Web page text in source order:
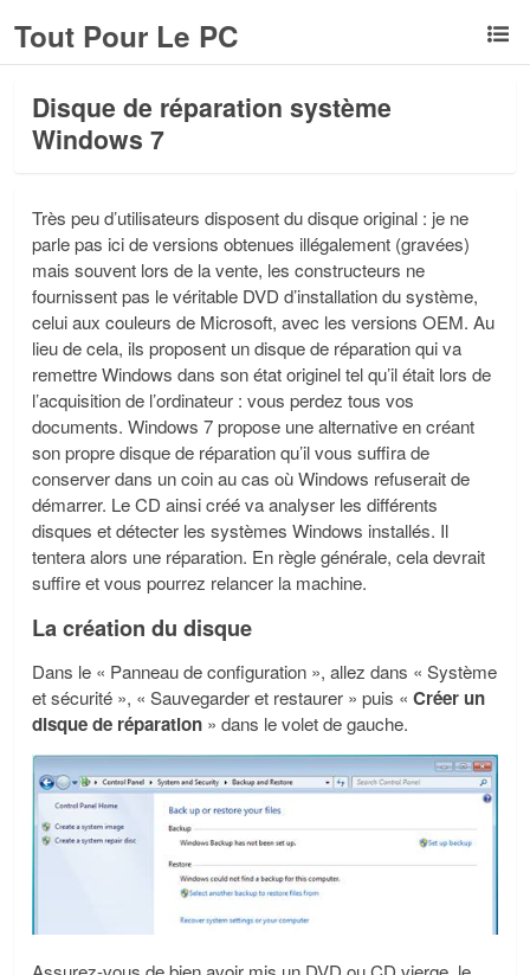
Tout Pour Le PC
Disque de réparation système
Windows 7
Très peu d’utilisateurs disposent du disque original : je ne
parle pas ici de versions obtenues illégalement (gravées)
mais souvent lors de la vente, les constructeurs ne
fournissent pas le véritable DVD d’installation du système,
celui aux couleurs de Microsoft, avec les versions OEM. Au
lieu de cela, ils proposent un disque de réparation qui va
remettre Windows dans son état originel tel qu’il était lors de
l’acquisition de l’ordinateur : vous perdez tous vos
documents. Windows 7 propose une alternative en créant
son propre disque de réparation qu’il vous suffira de
conserver dans un coin au cas où Windows refuserait de
démarrer. Le CD ainsi créé va analyser les différents
disques et détecter les systèmes Windows installés. Il
tentera alors une réparation. En règle générale, cela devrait
suffire et vous pourrez relancer la machine.
La création du disque
Dans le « Panneau de configuration », allez dans « Système
et sécurité », « Sauvegarder et restaurer » puis « Créer un
disque de réparation » dans le volet de gauche.